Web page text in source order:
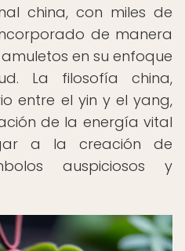
china, con miles de
de manera
en su enfoque
La filosofía china,
entre el yin y el yang,
de la energía vital
a la creación de
auspiciosos y